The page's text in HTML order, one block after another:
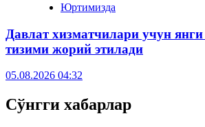
Юртимизда
Давлат хизматчилари учун
тизими жорий этилади
05.08.2026 04:32
Сўнгги хабарлар